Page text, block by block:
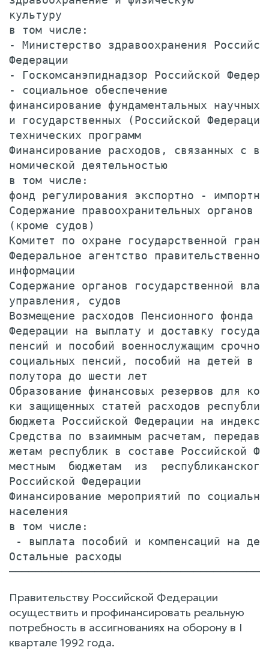
культуру
в том числе:
- Министерство здравоохранения
Федерации
- Госкомсанэпиднадзор Российской
- социальное обеспечение
финансирование фундаментальных научных
и государственных (Российской
технических программ
Финансирование расходов, связанных с
номической деятельностью
в том числе:
фонд регулирования экспортно -
Содержание правоохранительных
(кроме судов)
Комитет по охране государственной
Федеральное агентство
информации
Содержание органов государственной
управления, судов
Возмещение расходов Пенсионного фонда
Федерации на выплату и доставку
пенсий и пособий военнослужащим
социальных пенсий, пособий на детей в
полутора до шести лет
Образование финансовых резервов для
ки защищенных статей расходов
бюджета Российской Федерации на индекс
Средства по взаимным расчетам,
жетам республик в составе Российской
местным  бюджетам  из
Российской Федерации
Финансирование мероприятий по
населения
в том числе:
- выплата пособий и компенсаций на
Остальные расходы
Правительству Российской Федерации
осуществить и профинансировать реальную
потребность в ассигнованиях на оборону в I
квартале 1992 года.